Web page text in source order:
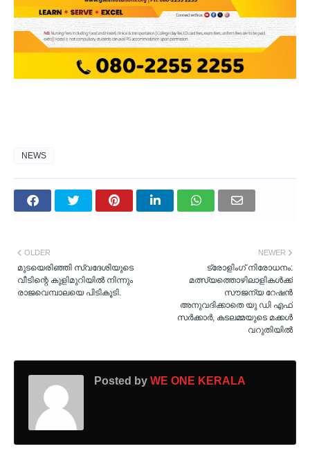
NEWS
NEWER
ട്രോളിംഗ് നിരോധനം:
മത്സ്യത്തൊഴിലാളികൾക്ക്
സൗജന്യ റേഷൻ
അനുവദിക്കാതെ യു ഡി എഫ്
സർക്കാർ, കടലമ്മയുടെ മക്കൾ
വറുതിയിൽ
OLDER
മുടയെരിഞ്ഞി സ്വദേശിയുടെ
വീടിന്റെ കുളിമുറിയിൽ നിന്നും
രാജവെമ്പാലയെ പിടികൂടി.
Posted by WE ONE KERALA